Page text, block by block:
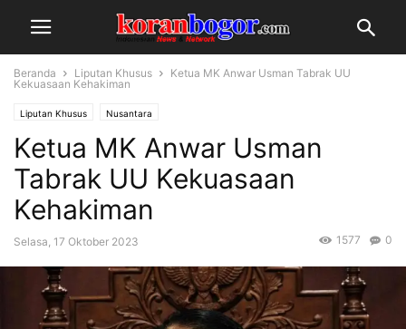
Beranda Liputan Khusus
Ketua MK Anwar Usman Tabrak UU
Kekuasaan Kehakiman
Liputan Khusus Nusantara
Ketua MK Anwar Usman
Tabrak UU Kekuasaan
Kehakiman
Selasa, 17 Oktober 2023 0
1577